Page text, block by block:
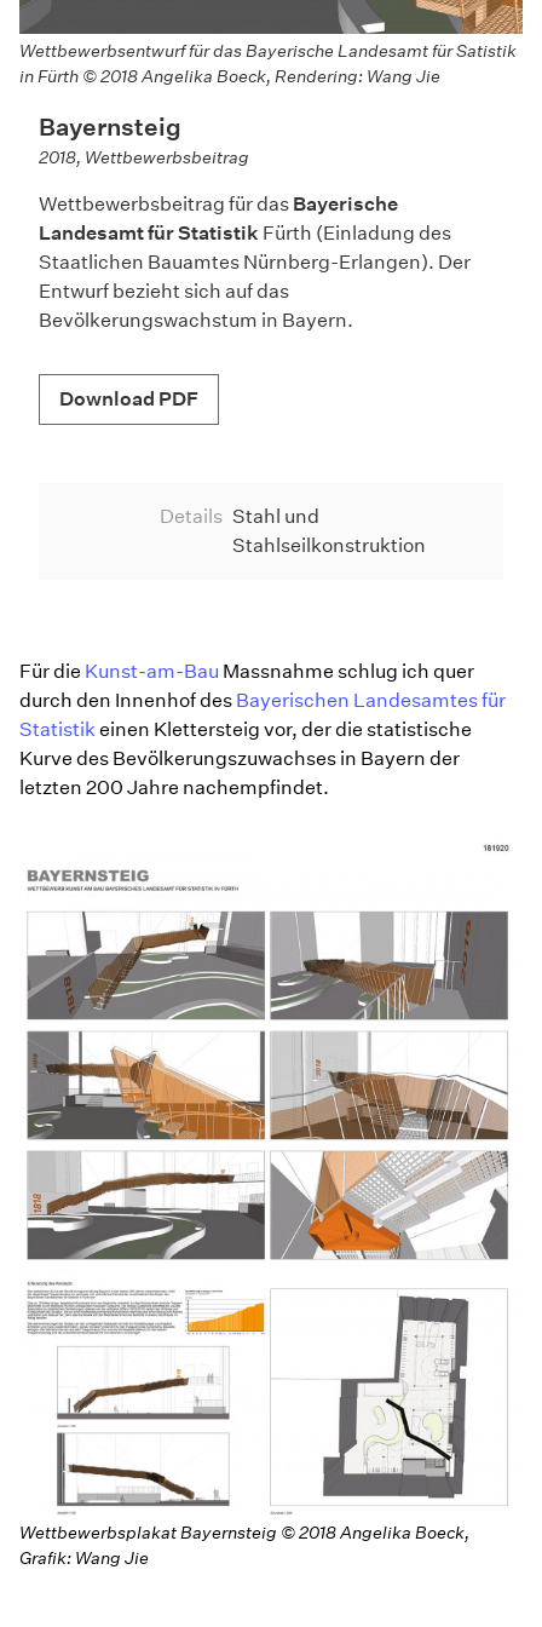
Wettbewerbsentwurf für das Bayerische Landesamt für Satistik
in Fürth © 2018 Angelika Boeck, Rendering: Wang Jie
Bayernsteig
2018, Wettbewerbsbeitrag
Wettbewerbsbeitrag für das Bayerische
Landesamt für Statistik Fürth (Einladung des
Staatlichen Bauamtes Nürnberg-Erlangen). Der
Entwurf bezieht sich auf das
Bevölkerungswachstum in Bayern.
Download PDF
Details Stahl und
Stahlseilkonstruktion
Für die Kunst-am-Bau Massnahme schlug ich quer
durch den Innenhof des Bayerischen Landesamtes für
Statistikeinen Klettersteig vor, der die statistische
Kurve des Bevölkerungszuwachses in Bayern der
letzten 200 Jahre nachempfindet.
Wettbewerbsplakat Bayernsteig © 2018 Angelika Boeck,
Grafik: Wang Jie